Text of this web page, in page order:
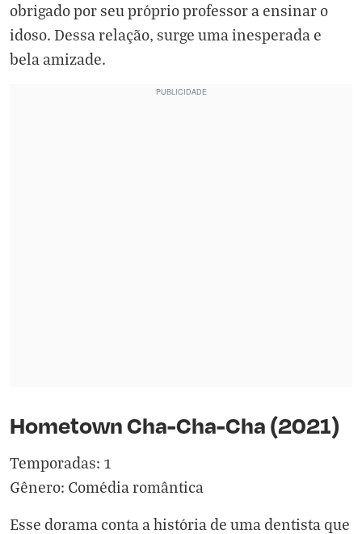
obrigado por seu próprio professor a ensinar o
idoso. Dessa relação, surge uma inesperada e
bela amizade.
Hometown Cha-Cha-Cha (2021)
Temporadas: 1
Gênero: Comédia romântica
Esse dorama conta a história de uma dentista que